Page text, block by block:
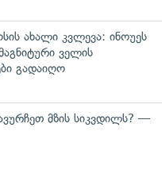
ახალი კვლევა: ინოუეს
ველის
გადაიღო
მზის სიკვდილს? —